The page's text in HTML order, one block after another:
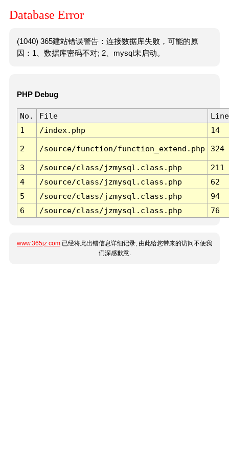
Database Error
(1040) 365建站错误警告：连接数据库失败，可能的原
因：1、数据库密码不对; 2、mysql未启动。
PHP Debug
No. File
Line
1
/index.php 14
2 /source/function/function_extend.php 324
3 /source/class/jzmysql.class.php
211
4
/source/class/jzmysql.class.php
62
5
/source/class/jzmysql.class.php
94
6
/source/class/jzmysql.class.php 76
www.365jz.com 已经将此出错信息详细记录, 由此给您带来的访问不便我
们深感歉意.